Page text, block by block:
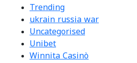
Trending
ukrain russia war
Uncategorised
Unibet
Winnita Casinò